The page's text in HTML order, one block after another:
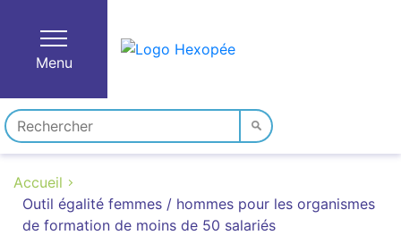
Menu
Accueil
Outil égalité femmes / hommes pour les organismes
de formation de moins de 50 salariés